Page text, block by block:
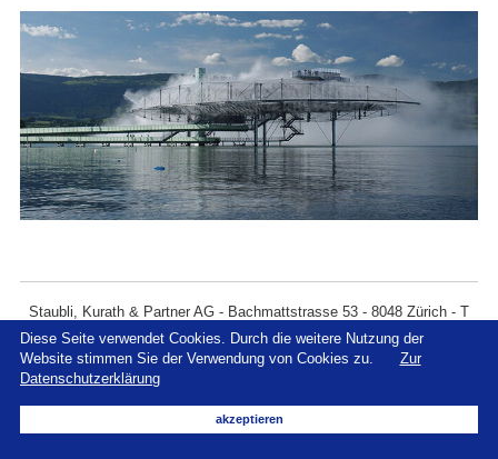
Staubli, Kurath & Partner AG - Bachmattstrasse 53 - 8048 Zürich - T
+41 43 336 40 50
Diese Seite verwendet Cookies. Durch die weitere Nutzung der
Website stimmen Sie der Verwendung von Cookies zu.
Zur
Datenschutzerklärung
akzeptieren